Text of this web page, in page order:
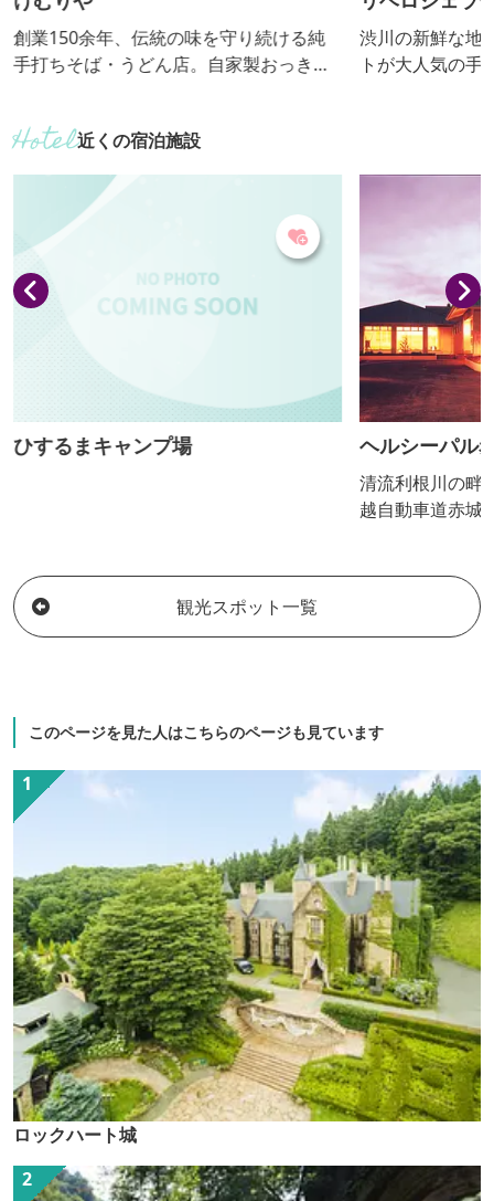
創業150余年、伝統の味を守り続ける純
手打ちそば・うどん店。自家製おっきり
渋川の新鮮な地
トが大人気の手
近くの宿泊施設
ひするまキャンプ場 ヘルシーパル
清流利根川の畔
越自動車道赤城
織りなす優美
観光スポット一覧
このページを見た人はこちらのページも見ています
ロックハート城